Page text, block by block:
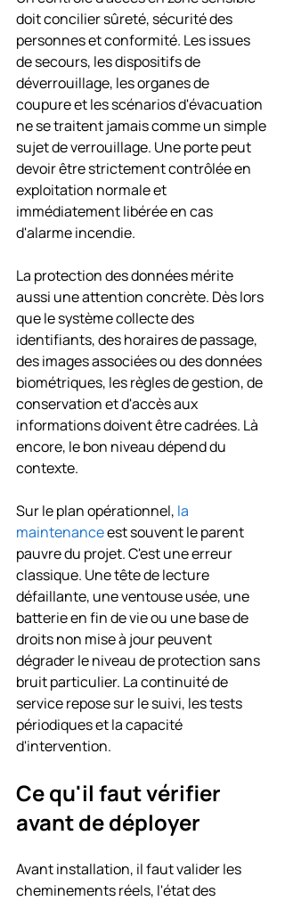
doit concilier sûreté, sécurité des
personnes et conformité. Les issues
de secours, les dispositifs de
déverrouillage, les organes de
coupure et les scénarios d'évacuation
ne se traitent jamais comme un simple
sujet de verrouillage. Une porte peut
devoir être strictement contrôlée en
exploitation normale et
immédiatement libérée en cas
d'alarme incendie.
La protection des données mérite
aussi une attention concrète. Dès lors
que le système collecte des
identifiants, des horaires de passage,
des images associées ou des données
biométriques, les règles de gestion, de
conservation et d'accès aux
informations doivent être cadrées. Là
encore, le bon niveau dépend du
contexte.
Sur le plan opérationnel, la
maintenance est souvent le parent
pauvre du projet. C'est une erreur
classique. Une tête de lecture
défaillante, une ventouse usée, une
batterie en fin de vie ou une base de
droits non mise à jour peuvent
dégrader le niveau de protection sans
bruit particulier. La continuité de
service repose sur le suivi, les tests
périodiques et la capacité
d'intervention.
Ce qu'il faut vérifier
avant de déployer
Avant installation, il faut valider les
cheminements réels, l'état des